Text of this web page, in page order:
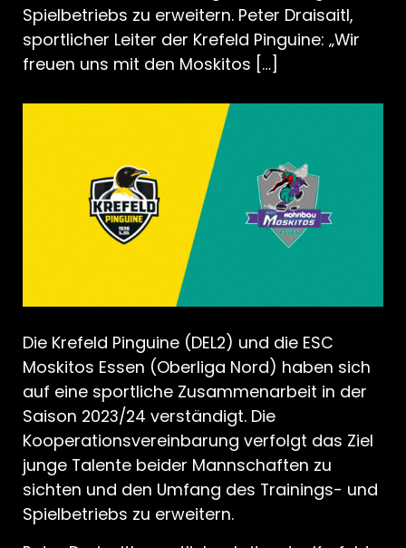
Spielbetriebs zu erweitern. Peter Draisaitl,
sportlicher Leiter der Krefeld Pinguine: „Wir
freuen uns mit den Moskitos […]
Die Krefeld Pinguine (DEL2) und die ESC
Moskitos Essen (Oberliga Nord) haben sich
auf eine sportliche Zusammenarbeit in der
Saison 2023/24 verständigt. Die
Kooperationsvereinbarung verfolgt das Ziel
junge Talente beider Mannschaften zu
sichten und den Umfang des Trainings- und
Spielbetriebs zu erweitern.